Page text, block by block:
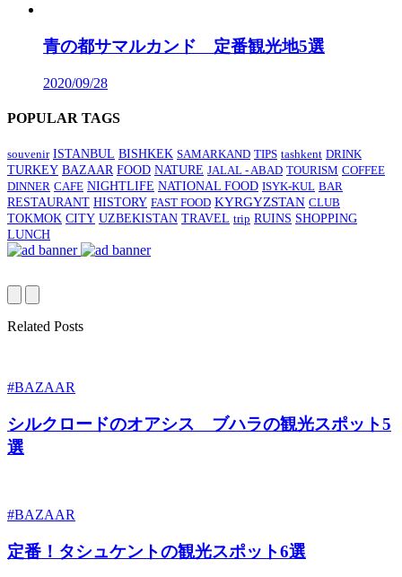
青の都サマルカンド 定番観光地5選
2020/09/28
POPULAR TAGS
souvenir ISTANBUL BISHKEK SAMARKAND TIPS tashkent DRINK
TURKEY BAZAAR FOOD NATURE JALAL - ABAD TOURISM COFFEE
DINNER CAFE NIGHTLIFE NATIONAL FOOD ISYK-KUL BAR
RESTAURANT HISTORY FAST FOOD KYRGYZSTAN CLUB
TOKMOK CITY UZBEKISTAN TRAVEL trip RUINS SHOPPING
LUNCH
Related Posts
#BAZAAR
シルクロードのオアシス ブハラの観光スポット5
選
#BAZAAR
定番！タシュケントの観光スポット6選